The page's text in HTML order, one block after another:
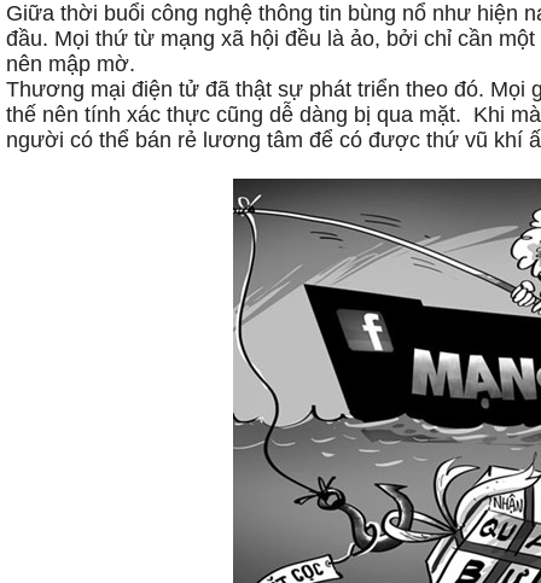
Giữa thời buổi công nghệ thông tin bùng nổ như hiện
đầu. Mọi thứ từ mạng xã hội đều là ảo, bởi chỉ cần
nên mập mờ.
Thương mại điện tử đã thật sự phát triển theo đó. Mọi
thế nên tính xác thực cũng dễ dàng bị qua mặt. Khi
người có thể bán rẻ lương tâm để có được thứ vũ khí